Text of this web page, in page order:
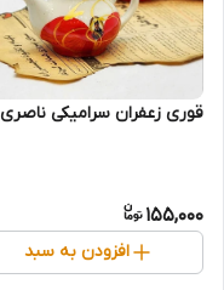
قوری زعفران سرامیکی ناصری
155,000
افزودن به سبد